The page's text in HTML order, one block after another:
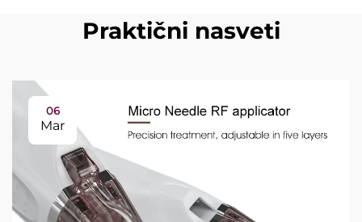
Praktični nasveti
06
Mar